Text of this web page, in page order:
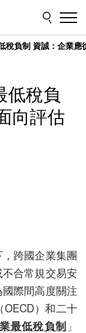
稅負制 資誠：企業應
低稅負
向評估
跨國企業集團
合常規交易安
際間高度關注
）和二十
最低稅負制 」